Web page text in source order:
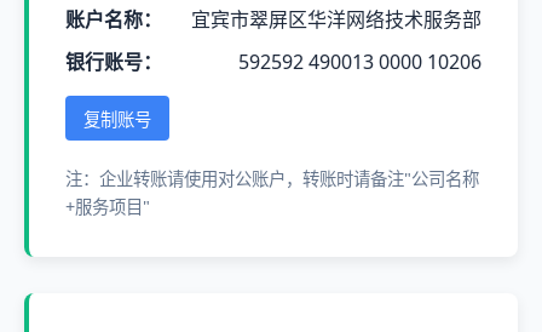
账户名称：
宜宾市翠屏区华洋网络技术服务部
银行账号：
592592 490013 0000 10206
复制账号
注：企业转账请使用对公账户，转账时请备注"公司名称
+服务项目"